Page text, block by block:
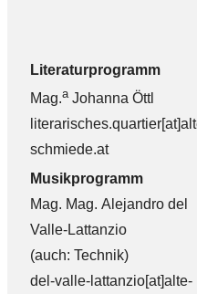
Literaturprogramm
Mag.aJohanna Öttl
schmiede.at
Musikprogramm
Mag. Mag. Alejandro del
Valle-Lattanzio
(auch: Technik)
del-valle-lattanzio[at]alte-